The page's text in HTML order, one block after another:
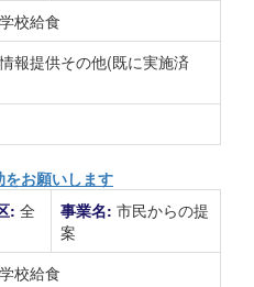
校給食
情報提供その他(既に実施済
お願いします
: 全
事業名: 市民からの提
案
校給食